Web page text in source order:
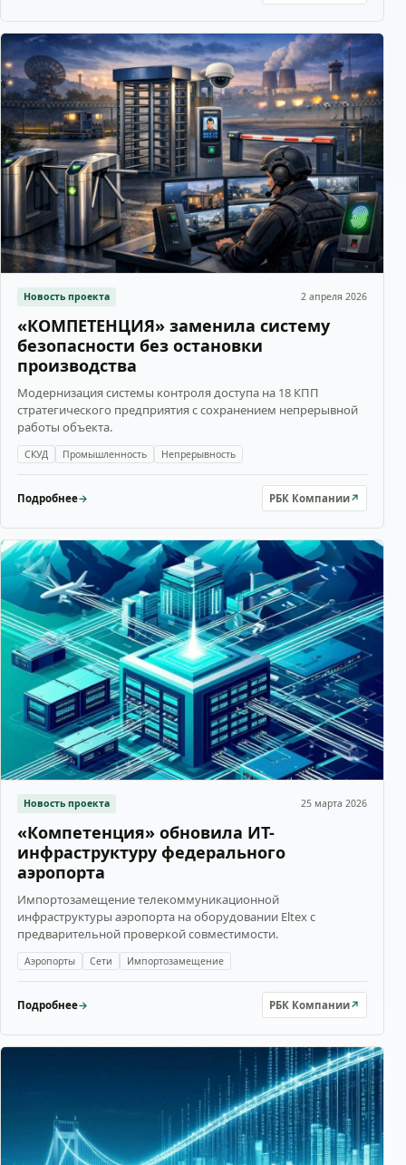
Новость проекта 2 апреля 2026
«КОМПЕТЕНЦИЯ» заменила систему
безопасности без остановки
производства
Модернизация системы контроля доступа на 18 КПП
стратегического предприятия с сохранением непрерывной
работы объекта.
СКУД Промышленность Непрерывность
Подробнее→ РБК Компании↗
Новость проекта 25 марта 2026
«Компетенция» обновила ИТ-
инфраструктуру федерального
аэропорта
Импортозамещение телекоммуникационной
инфраструктуры аэропорта на оборудовании Eltex с
предварительной проверкой совместимости.
Аэропорты Сети Импортозамещение
Подробнее→ РБК Компании↗